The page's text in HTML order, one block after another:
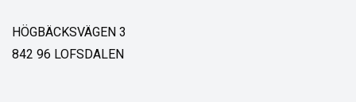
HÖGBÄCKSVÄGEN 3
842 96 LOFSDALEN